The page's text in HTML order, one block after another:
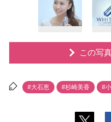
この写
#大石恵 #杉崎美香 #